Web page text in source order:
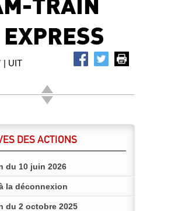
| UIT
DES ACTIONS
du 10 juin 2026
la déconnexion
du 2 octobre 2025